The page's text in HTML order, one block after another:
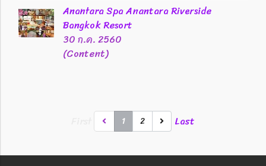
Anantara Spa Anantara Riverside
Bangkok Resort
30 ก.ค. 2560
(Content)
1 2 Last